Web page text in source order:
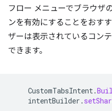
フロー メニューでブラウザ
ンを有効にすることをおす
ザーは表示されているコン
できます。
CustomTabsIntent.
intentBuilder .